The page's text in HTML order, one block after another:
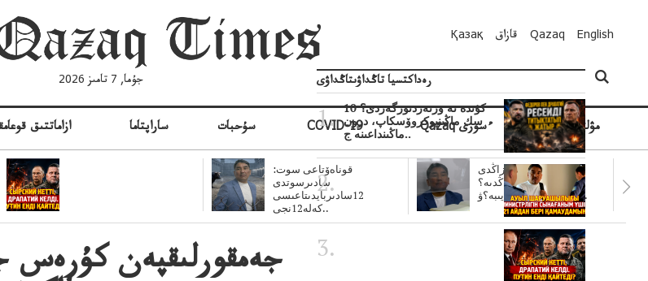
جۇما, 7 تامىز 2026
Қазақ قازاق Qazaq English
ازاماتتىق ساراپتاما سۇحبات COVID-19 Qazaq ءسوزى مۋلتيمەديا
قوناەۆتاعى سوت:
سادىرسوتدى
12سادىربايدىتاعىسى
كەلە12نجى..
سۋبسيديالار زاڭدى
تولەنزاڭدىە؟
سوتتولەنگەناپتار ايىبە؟ۋ..
جەمقورلىقپەن كۇرەس
رەداكتسيا تاڭداۋىتاڭداۋى
10 كۇندە نە وزنەردىوزگەردى؟
سك ماڭىنپوكروۆسكاپ، درون
ماڭىنداعىنە ج..